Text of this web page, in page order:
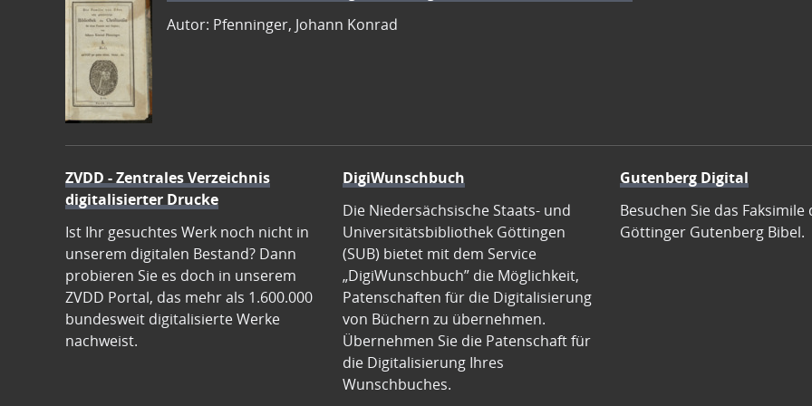
Autor: Pfenninger, Johann Konrad
ZVDD - Zentrales Verzeichnis
digitalisierter Drucke
Ist Ihr gesuchtes Werk noch nicht in
unserem digitalen Bestand? Dann
probieren Sie es doch in unserem
ZVDD Portal, das mehr als 1.600.000
bundesweit digitalisierte Werke
nachweist.
DigiWunschbuch
Die Niedersächsische Staats- und
Universitätsbibliothek Göttingen
(SUB) bietet mit dem Service
„DigiWunschbuch” die Möglichkeit,
Patenschaften für die Digitalisierung
von Büchern zu übernehmen.
Übernehmen Sie die Patenschaft für
die Digitalisierung Ihres
Wunschbuches.
Gutenberg Digital
Besuchen Sie das Faksimile
Göttinger Gutenberg Bibel.